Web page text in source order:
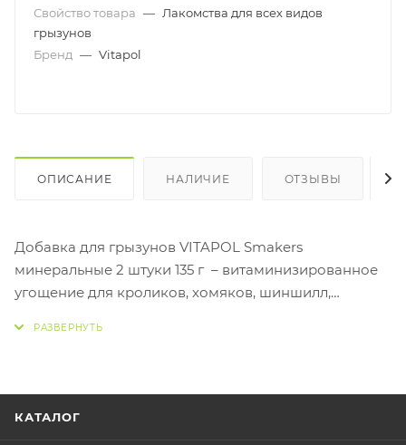
Свойство товара — Лакомства для всех видов
грызунов
Бренд — Vitapol
ОПИСАНИЕ НАЛИЧИЕ ОТЗЫВЫ
Добавка для грызунов VITAPOL Smakers
минеральные 2 штуки 135 г – витаминизированное
угощение для кроликов, хомяков, шиншилл,
КАТАЛОГ